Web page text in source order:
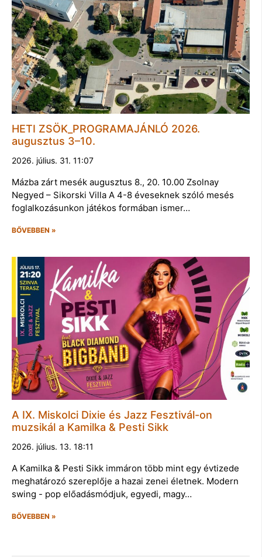
HETI ZSÖK_PROGRAMAJÁNLÓ 2026.
augusztus 3–10.
2026. július. 31. 11:07
Mázba zárt mesék augusztus 8., 20. 10.00 Zsolnay
Negyed – Sikorski Villa A 4-8 éveseknek szóló mesés
foglalkozásunkon játékos formában ismer…
BŐVEBBEN »
A IX. Miskolci Dixie és Jazz Fesztivál-on
muzsikál a Kamilka & Pesti Sikk
2026. július. 13. 18:11
A Kamilka & Pesti Sikk immáron több mint egy évtizede
meghatározó szereplője a hazai zenei életnek. Modern
swing - pop előadásmódjuk, egyedi, magy…
BŐVEBBEN »